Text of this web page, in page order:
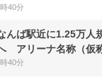
40分
んば駅近に1.25万人
アリーナ名称（仮
40分